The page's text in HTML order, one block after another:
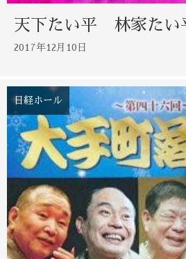
天下たい平 林家たい
2017年12月10日
日経ホール